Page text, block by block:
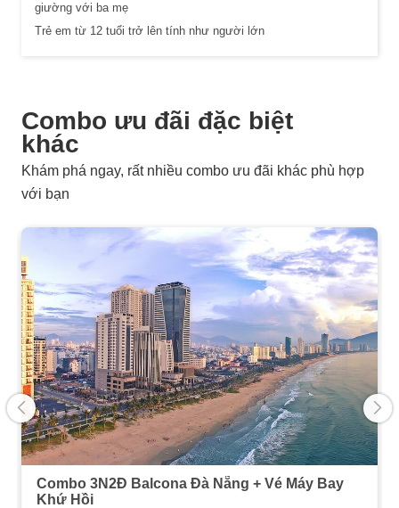
giường với ba mẹ
Trẻ em từ 12 tuổi trở lên tính như người lớn
Combo ưu đãi đặc biệt
khác
Khám phá ngay, rất nhiều combo ưu đãi khác phù hợp
với bạn
Combo 3N2Đ Balcona Đà Nẵng + Vé Máy Bay
Khứ Hồi